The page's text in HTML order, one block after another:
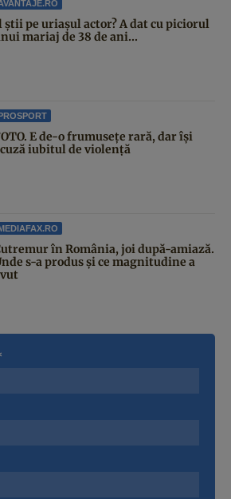
știi pe uriașul actor? A dat cu piciorul
mariaj de 38 de ani...
E de-o frumusețe rară, dar își
iubitul de violență
în România, joi după-amiază.
s-a produs și ce magnitudine a